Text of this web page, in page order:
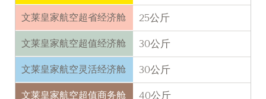
文莱皇家航空超省经济舱 25公斤
文莱皇家航空超值经济舱 30公斤
文莱皇家航空灵活经济舱 30公斤
文莱皇家航空超值商务舱 40公斤